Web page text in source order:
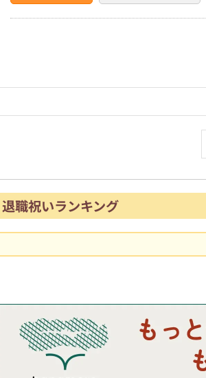
退職祝いランキング